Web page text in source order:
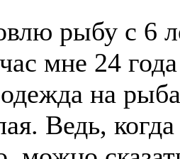
рыбу с 6
мне 24
на
Ведь,